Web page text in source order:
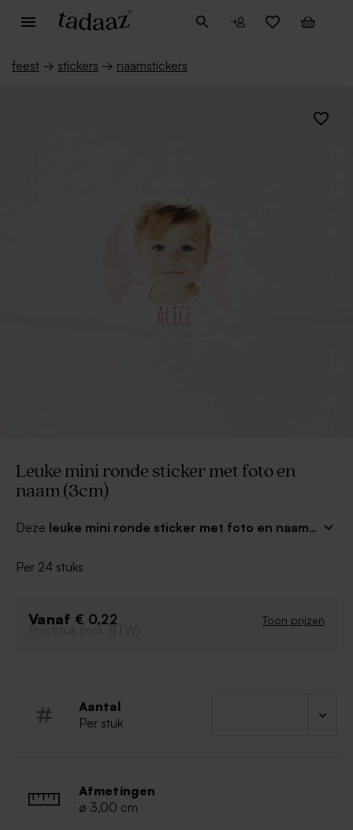
feest → stickers → naamstickers
Leuke mini ronde sticker met foto en
naam (3cm)
Deze leuke mini ronde sticker met foto en naam
verjaardagsfeest van je zoon of dochter! Voeg in de
voor traktaties, bedankkaartjes of als sluitsticker voor je
Per 24 stuks
Vanaf € 0,22 Toon prijzen
Prijs/stuk (incl. BTW)
Aantal
Per stuk
Afmetingen
ø 3,00 cm